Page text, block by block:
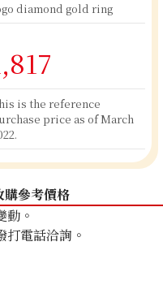
diamond gold ring
is the reference
price as of March
購參考價格
動。
電話洽詢。